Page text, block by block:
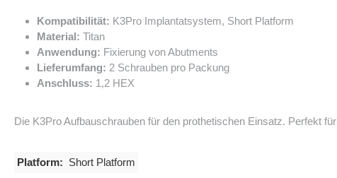
Kompatibilität: K3Pro Implantatsystem, Short Platform
Material: Titan
Anwendung: Fixierung von Abutments
Lieferumfang: 2 Schrauben pro Packung
Anschluss: 1,2 HEX
Die K3Pro Aufbauschrauben für den prothetischen Einsatz. Perfekt für
Platform: Short Platform